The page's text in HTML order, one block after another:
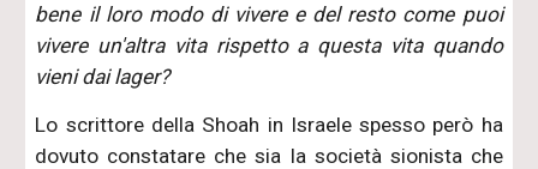
bene il loro modo di vivere e del resto come puoi
vivere un'altra vita rispetto a questa vita quando
vieni dai lager?
Lo scrittore della Shoah in Israele spesso però ha
dovuto constatare che sia la società sionista che